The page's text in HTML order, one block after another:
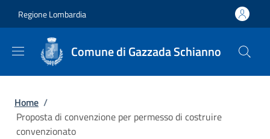
Regione Lombardia
Comune di Gazzada Schianno
Briciole di pane
Home /
Proposta di convenzione per permesso di costruire
convenzionato